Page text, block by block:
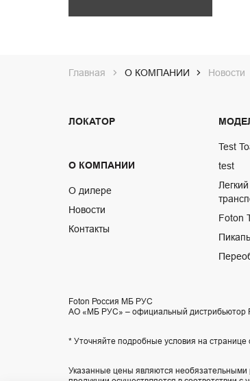
Главная О КОМПАНИИ Новости
ЛОКАТОР
О КОМПАНИИ
О дилере
Новости
Контакты
Test
test
Foton
Foton Россия МБ РУС
АО «МБ РУС» – официальный дистрибьютор
* Уточняйте подробные условия на
Указанные цены являются